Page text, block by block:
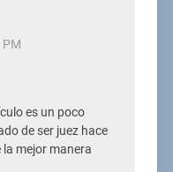
es un poco
de ser juez hace
la mejor manera